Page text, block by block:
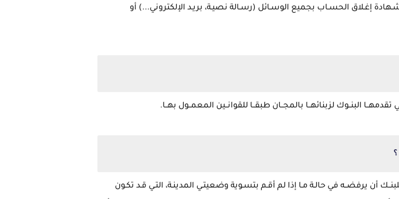
إغـلاق الحسـاب بجميع الوسـائل (رسـالة نصيـة، بريـد الإلكتروني...) أو
تقدمهــا البنــوك لزبنائهــا بالمجــان طبقــا للقوانــين المعمــول بهــا.
أن يرفضــه في حالـة مـا إذا لم أقـم بتسـوية وضعيتـي المدينـة، التـي قـد تكـون